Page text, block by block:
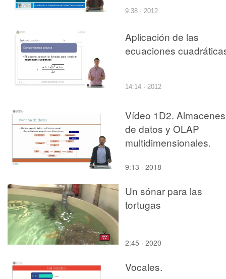
9:38 · 2012
Aplicación de las
ecuaciones
14:14 · 2012
Vídeo 1D2. Almacenes
de datos y OLAP
multidimensionales.
9:13 · 2018
Un sónar para las
tortugas
2:45 · 2020
Vocales.